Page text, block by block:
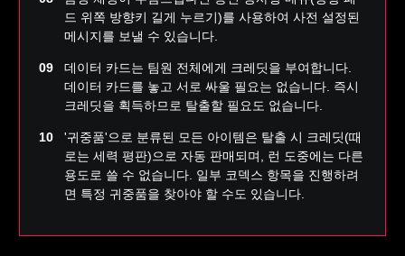
드 위쪽 방향키 길게 누르기)를 사용하여 사전 설정된
메시지를 보낼 수 있습니다.
데이터 카드는 팀원 전체에게 크레딧을 부여합니다.
데이터 카드를 놓고 서로 싸울 필요는 없습니다. 즉시
크레딧을 획득하므로 탈출할 필요도 없습니다.
'귀중품'으로 분류된 모든 아이템은 탈출 시 크레딧(때
로는 세력 평판)으로 자동 판매되며, 런 도중에는 다른
용도로 쓸 수 없습니다. 일부 코덱스 항목을 진행하려
면 특정 귀중품을 찾아야 할 수도 있습니다.